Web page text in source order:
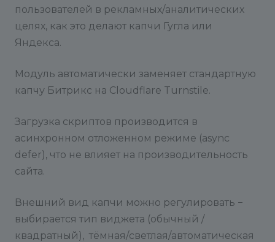
пользователей в рекламных/аналитических
целях, как это делают капчи Гугла или
Яндекса.
Модуль автоматически заменяет стандартную
капчу Битрикс на Cloudflare Turnstile.
Загрузка скриптов производится в
асинхронном отложенном режиме (async
defer), что не влияет на производительность
сайта.
Внешний вид капчи можно регулировать −
выбирается тип виджета (обычный /
квадратный), тёмная/светлая/автоматическая